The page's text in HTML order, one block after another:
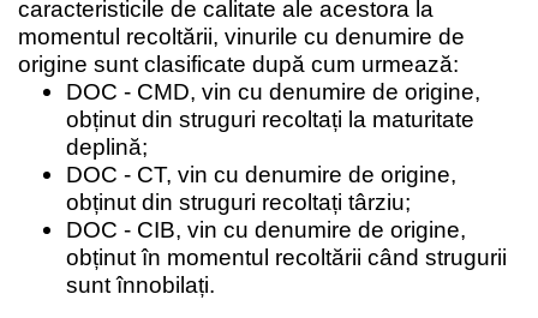
caracteristicile de calitate ale acestora la
momentul recoltării, vinurile cu denumire de
origine sunt clasificate după cum urmează:
DOC - CMD, vin cu denumire de origine,
obținut din struguri recoltați la maturitate
deplină;
DOC - CT, vin cu denumire de origine,
obținut din struguri recoltați târziu;
DOC - CIB, vin cu denumire de origine,
obținut în momentul recoltării când strugurii
sunt înnobilați.